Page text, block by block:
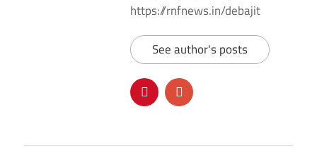
https://rnfnews.in/debajit
See author's posts